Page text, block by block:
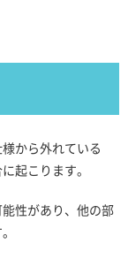
から外れている
起こります。
性があり、他の部